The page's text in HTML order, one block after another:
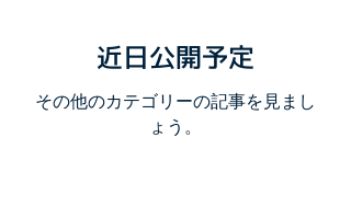
近日公開予定
その他のカテゴリーの記事を見まし
ょう。